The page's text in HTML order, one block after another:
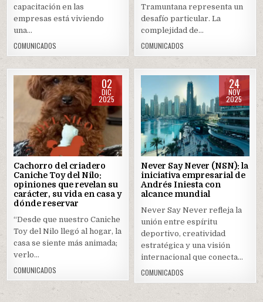
capacitación en las
empresas está viviendo
una…
COMUNICADOS
Tramuntana representa un
desafío particular. La
complejidad de…
COMUNICADOS
02
DIC
2025
Posted
in
Cachorro del criadero
Caniche Toy del Nilo:
opiniones que revelan su
carácter, su vida en casa y
dónde reservar
“Desde que nuestro Caniche
Toy del Nilo llegó al hogar, la
casa se siente más animada;
verlo…
COMUNICADOS
24
NOV
2025
Posted
in
Never Say Never (NSN): la
iniciativa empresarial de
Andrés Iniesta con
alcance mundial
Never Say Never refleja la
unión entre espíritu
deportivo, creatividad
estratégica y una visión
internacional que conecta…
COMUNICADOS